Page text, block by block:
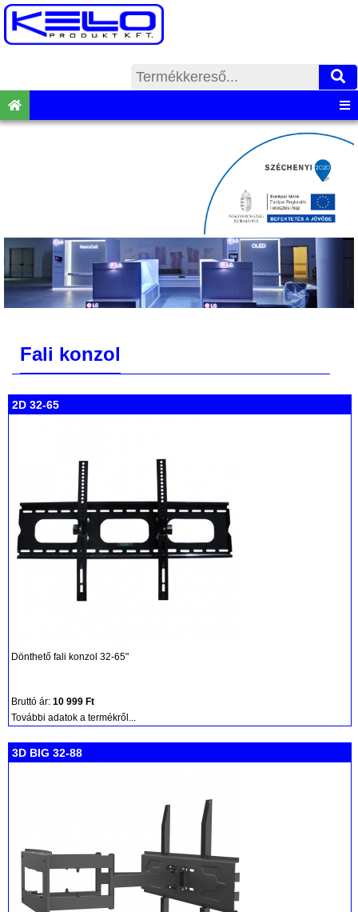
Fali konzol
2D 32-65
Dönthető fali konzol 32-65"
Bruttó ár: 10 999 Ft
További adatok a termékről...
3D BIG 32-88